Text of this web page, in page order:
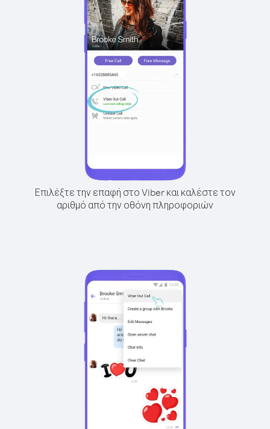
Επιλέξτε την επαφή στο Viber και καλέστε τον
αριθμό από την οθόνη πληροφοριών